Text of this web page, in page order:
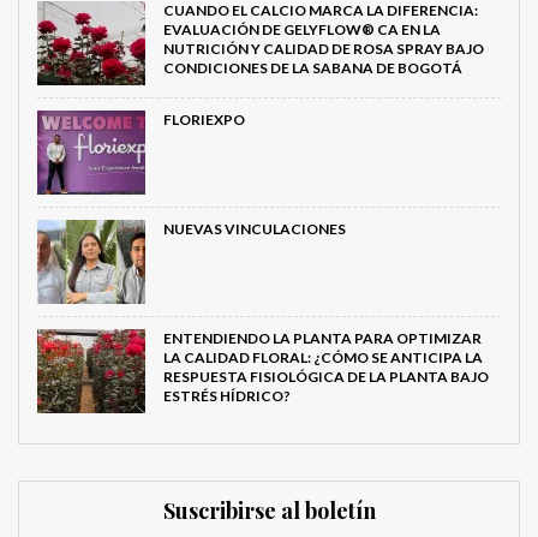
CUANDO EL CALCIO MARCA LA DIFERENCIA:
EVALUACIÓN DE GELYFLOW® CA EN LA
NUTRICIÓN Y CALIDAD DE ROSA SPRAY BAJO
CONDICIONES DE LA SABANA DE BOGOTÁ
FLORIEXPO
NUEVAS VINCULACIONES
ENTENDIENDO LA PLANTA PARA OPTIMIZAR
LA CALIDAD FLORAL: ¿CÓMO SE ANTICIPA LA
RESPUESTA FISIOLÓGICA DE LA PLANTA BAJO
ESTRÉS HÍDRICO?
Suscribirse al boletín